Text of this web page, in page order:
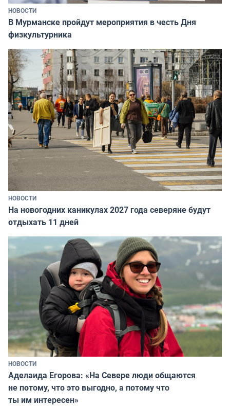
НОВОСТИ
В Мурманске пройдут мероприятия в честь Дня
физкультурника
НОВОСТИ
На новогодних каникулах 2027 года северяне будут
отдыхать 11 дней
НОВОСТИ
Аделаида Егорова: «На Севере люди общаются
не потому, что это выгодно, а потому что
ты им интересен»